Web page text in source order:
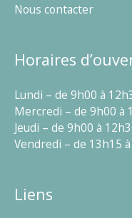
Nous contacter
Horaires
Lundi – de 9h00 à
Mercredi – de 9h00 à
Jeudi – de 9h00 à
Vendredi – de 13h15
Liens